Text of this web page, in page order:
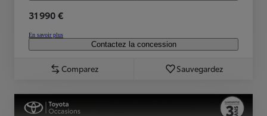
31 990 €
En savoir plus
Contactez la concession
Comparez Sauvegardez